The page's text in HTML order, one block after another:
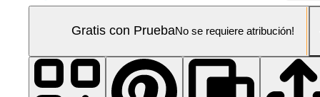
Gratis con PruebaNo se requiere atribución!